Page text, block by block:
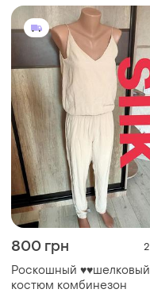
800 грн 2
Роскошный ♥️♥️шелковый
костюм комбинезон